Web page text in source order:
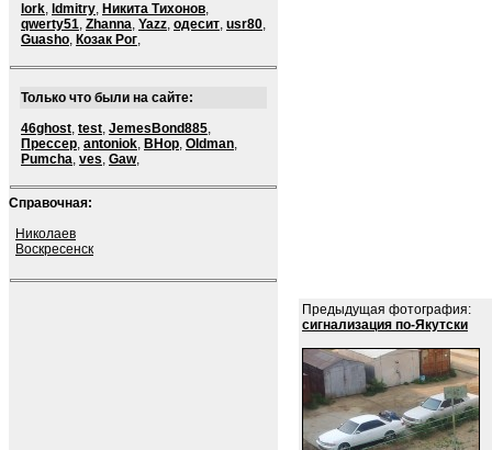
lork, ldmitry, Никита Тихонов,
qwerty51, Zhanna, Yazz, одесит, usr80,
Guasho, Козак Рог,
Только что были на сайте:
46ghost, test, JemesBond885,
Прессер, antoniok, BHop, Oldman,
Pumcha, ves, Gaw,
Справочная:
Николаев
Воскресенск
Предыдущая фотография:
сигнализация по-Якутски